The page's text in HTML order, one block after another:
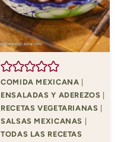
COMIDA MEXICANA
ENSALADAS Y ADEREZOS
RECETAS VEGETARIANAS
SALSAS MEXICANAS
TODAS LAS RECETAS